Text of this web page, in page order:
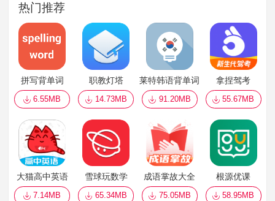
热门推荐
拼写背单词
6.55MB
职教灯塔
14.73MB
莱特韩语背单词
91.20MB
拿捏驾考
55.67MB
大猫高中英语
7.14MB
雪球玩数学
65.34MB
成语掌故大全
75.05MB
根源优课
58.95MB